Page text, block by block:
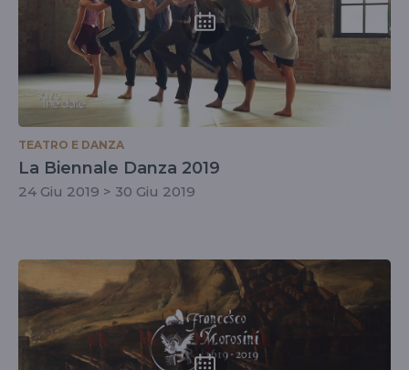
TEATRO E DANZA
La Biennale Danza 2019
24 Giu 2019 > 30 Giu 2019